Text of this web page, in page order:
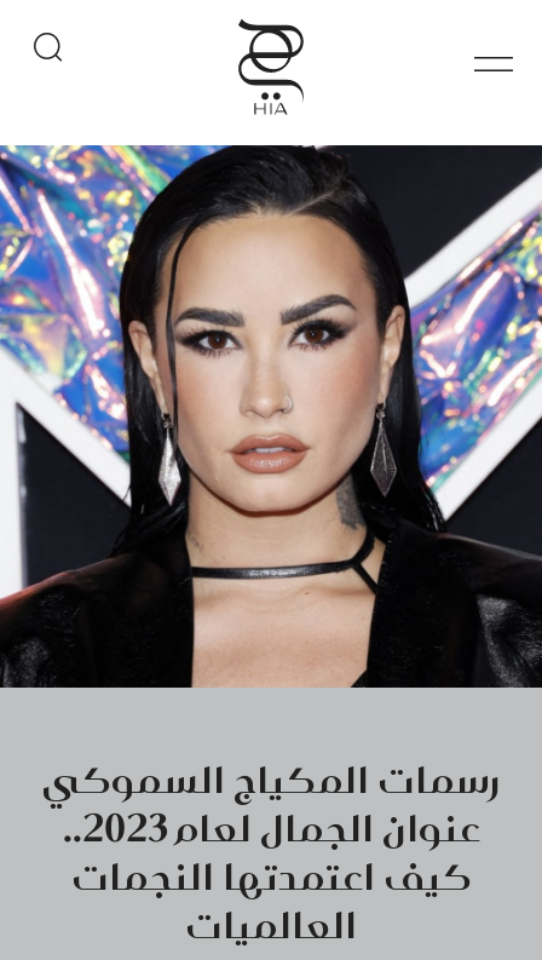
رسمات المكياج السموكي
عنوان الجمال لعام 2023..
كيف اعتمدتها النجمات
العالميات